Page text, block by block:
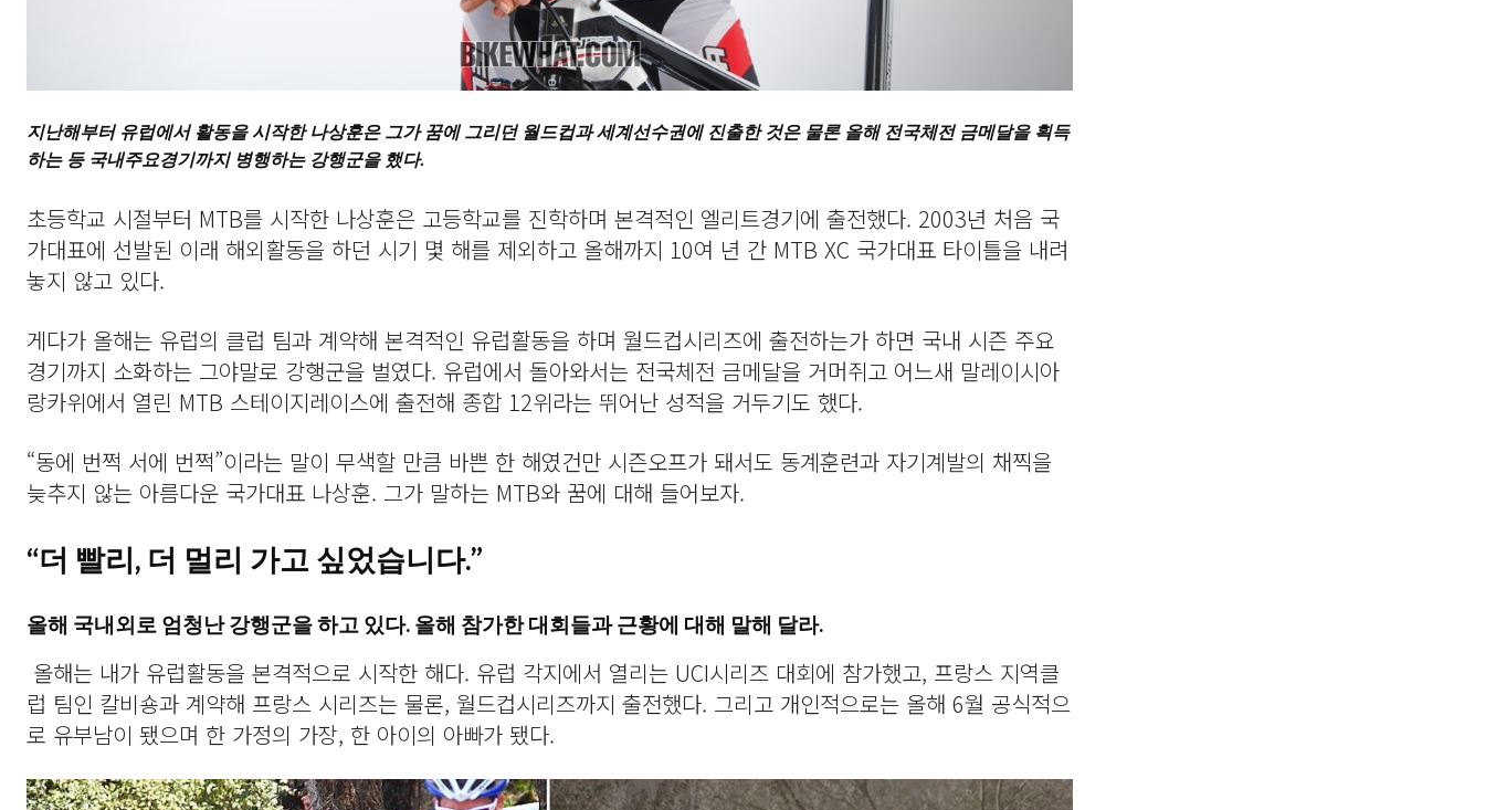
지난해부터 유럽에서 활동을 시작한 나상훈은 그가 꿈에 그리던 월드컵과 세계선수권에 진출한 것은 물론 올해 전국체전 금메달을 획득
하는 등 국내주요경기까지 병행하는 강행군을 했다.
초등학교 시절부터 MTB를 시작한 나상훈은 고등학교를 진학하며 본격적인 엘리트경기에 출전했다. 2003년 처음 국
가대표에 선발된 이래 해외활동을 하던 시기 몇 해를 제외하고 올해까지 10여 년 간 MTB XC 국가대표 타이틀을 내려
놓지 않고 있다.
게다가 올해는 유럽의 클럽 팀과 계약해 본격적인 유럽활동을 하며 월드컵시리즈에 출전하는가 하면 국내 시즌 주요
경기까지 소화하는 그야말로 강행군을 벌였다. 유럽에서 돌아와서는 전국체전 금메달을 거머쥐고 어느새 말레이시아
랑카위에서 열린 MTB 스테이지레이스에 출전해 종합 12위라는 뛰어난 성적을 거두기도 했다.
“동에 번쩍 서에 번쩍”이라는 말이 무색할 만큼 바쁜 한 해였건만 시즌오프가 돼서도 동계훈련과 자기계발의 채찍을
늦추지 않는 아름다운 국가대표 나상훈. 그가 말하는 MTB와 꿈에 대해 들어보자.
“더 빨리, 더 멀리 가고 싶었습니다.”
올해 국내외로 엄청난 강행군을 하고 있다. 올해 참가한 대회들과 근황에 대해 말해 달라.
올해는 내가 유럽활동을 본격적으로 시작한 해다. 유럽 각지에서 열리는 UCI시리즈 대회에 참가했고, 프랑스 지역클
럽 팀인 칼비숑과 계약해 프랑스 시리즈는 물론, 월드컵시리즈까지 출전했다. 그리고 개인적으로는 올해 6월 공식적으
로 유부남이 됐으며 한 가정의 가장, 한 아이의 아빠가 됐다.